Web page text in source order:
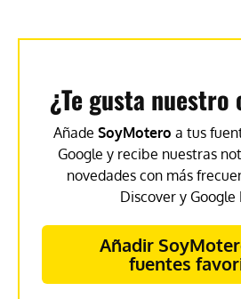
¿Te gusta nuestro
Añade SoyMotero a tus
Google y recibe nuestras
novedades con más
Discover y Google
Añadir
fuentes